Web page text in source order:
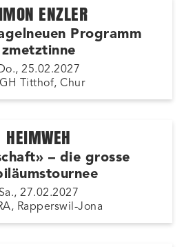
ENZLER
Programm
zmetztinne
25.02.2027
Titthof, Chur
HEIMWEH
– die grosse
Sa., 27.02.2027
Rapperswil-Jona